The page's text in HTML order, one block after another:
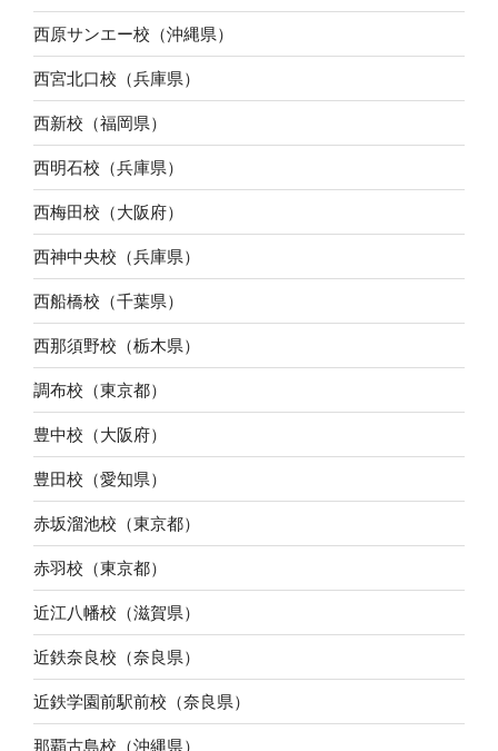
西原サンエー校（沖縄県）
西宮北口校（兵庫県）
西新校（福岡県）
西明石校（兵庫県）
西梅田校（大阪府）
西神中央校（兵庫県）
西船橋校（千葉県）
西那須野校（栃木県）
調布校（東京都）
豊中校（大阪府）
豊田校（愛知県）
赤坂溜池校（東京都）
赤羽校（東京都）
近江八幡校（滋賀県）
近鉄奈良校（奈良県）
近鉄学園前駅前校（奈良県）
那覇古島校（沖縄県）